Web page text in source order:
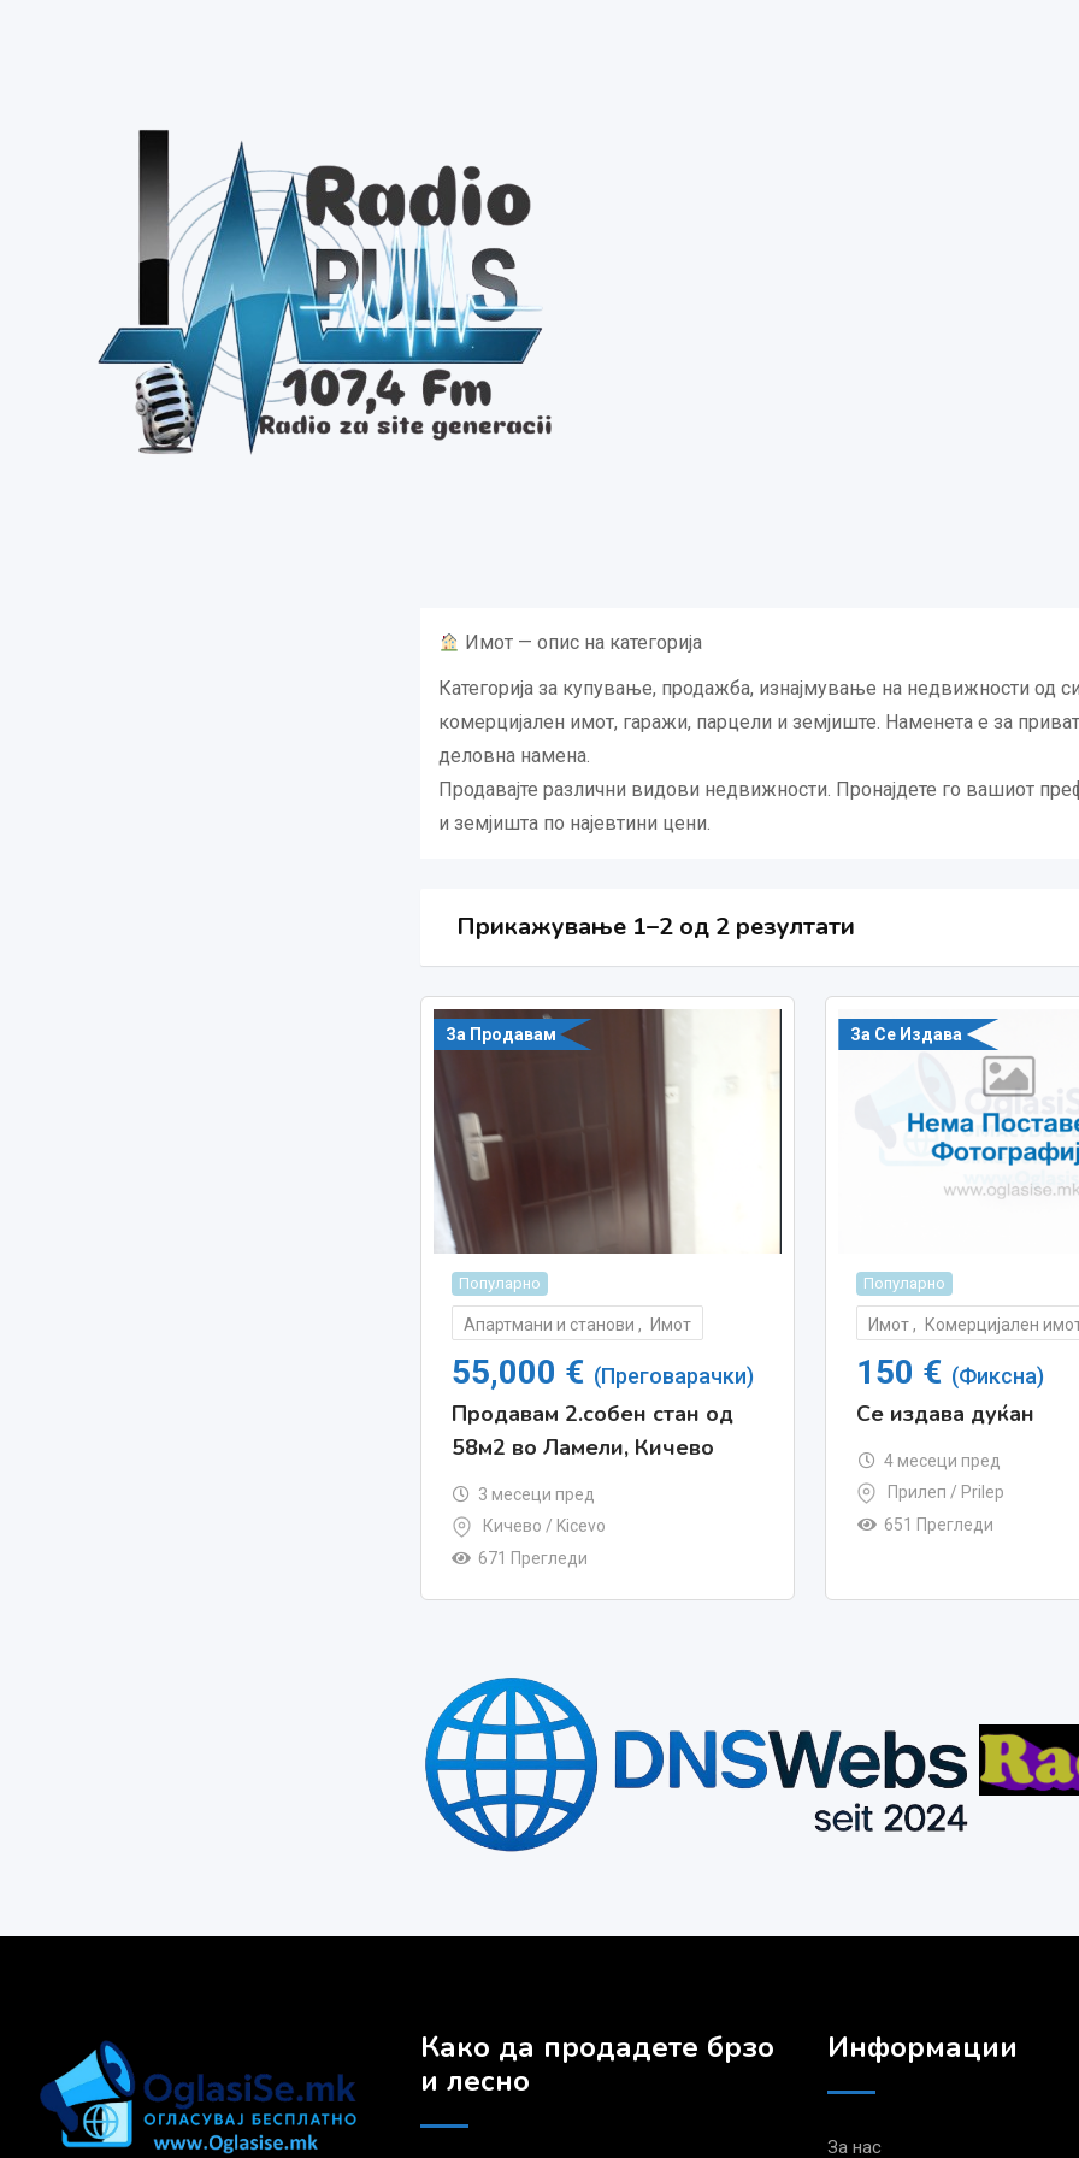
Имот — опис на категорија
Категорија за купување, продажба, изнајмување на недвижности од
комерцијален имот, гаражи, парцели и земјиште. Наменета е за
деловна намена.
Продавајте различни видови недвижности. Пронајдете го вашиот
и земјишта по најевтини цени.
Прикажување 1–2 од 2 резултати
За Продавам
Популарно
Апартмани и станови , Имот
55,000 € (Преговарачки)
Продавам 2.собен стан од
58м2 во Ламели, Кичево
3 месеци пред
Кичево / Kicevo
671 Прегледи
За Се Издава
Популарно
Имот , Комерцијален
150 € (Фиксна)
Се издава дуќан
4 месеци пред
Прилеп / Prilep
651 Прегледи
Како да продадете брзо
и лесно
Информации
За нас